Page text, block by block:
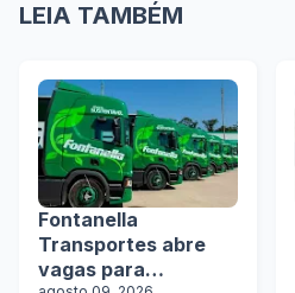
LEIA TAMBÉM
Fontanella
Transportes abre
vagas para